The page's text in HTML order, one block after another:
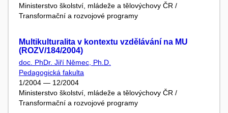
Ministerstvo školství, mládeže a tělovýchovy ČR /
Transformační a rozvojové programy
Multikulturalita v kontextu vzdělávání na MU
(ROZV/184/2004)
doc. PhDr. Jiří Němec, Ph.D.
Pedagogická fakulta
1/2004 — 12/2004
Ministerstvo školství, mládeže a tělovýchovy ČR /
Transformační a rozvojové programy